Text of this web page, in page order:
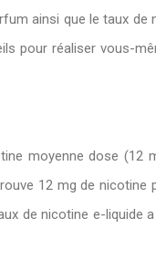
ainsi que le taux de
pour réaliser vous-
moyenne dose (12
12 mg de nicotine
de nicotine e-liquide